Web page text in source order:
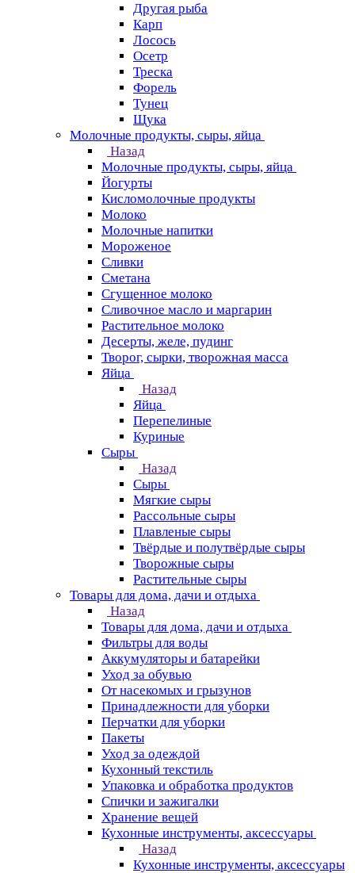
Другая рыба
Карп
Лосось
Осетр
Треска
Форель
Тунец
Щука
Молочные продукты, сыры, яйца
Назад
Молочные продукты, сыры, яйца
Йогурты
Кисломолочные продукты
Молоко
Молочные напитки
Мороженое
Сливки
Сметана
Сгущенное молоко
Сливочное масло и маргарин
Растительное молоко
Десерты, желе, пудинг
Творог, сырки, творожная масса
Яйца
Назад
Яйца
Перепелиные
Куриные
Сыры
Назад
Сыры
Мягкие сыры
Рассольные сыры
Плавленые сыры
Твёрдые и полутвёрдые сыры
Творожные сыры
Растительные сыры
Товары для дома, дачи и отдыха
Назад
Товары для дома, дачи и отдыха
Фильтры для воды
Аккумуляторы и батарейки
Уход за обувью
От насекомых и грызунов
Принадлежности для уборки
Перчатки для уборки
Пакеты
Уход за одеждой
Кухонный текстиль
Упаковка и обработка продуктов
Спички и зажигалки
Хранение вещей
Кухонные инструменты, аксессуары
Назад
Кухонные инструменты, аксессуары